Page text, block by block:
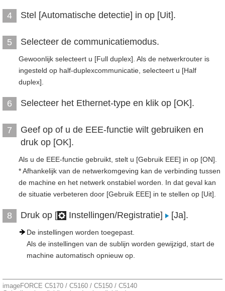
4 Stel [Automatische detectie] in op [Uit].
5 Selecteer de communicatiemodus.
Gewoonlijk selecteert u [Full duplex]. Als de netwerkrouter is
ingesteld op half-duplexcommunicatie, selecteert u [Half
duplex].
6 Selecteer het Ethernet-type en klik op [OK].
7
Geef op of u de EEE-functie wilt gebruiken en
druk op [OK].
Als u de EEE-functie gebruikt, stelt u [Gebruik EEE] in op [ON].
* Afhankelijk van de netwerkomgeving kan de verbinding tussen
de machine en het netwerk onstabiel worden. In dat geval kan
de situatie verbeteren door [Gebruik EEE] in te stellen op [Uit].
8 Druk op [ Instellingen/Registratie] [Ja].
De instellingen worden toegepast.
Als de instellingen van de sublijn worden gewijzigd, start de
machine automatisch opnieuw op.
imageFORCE C5170 / C5160 / C5150 / C5140